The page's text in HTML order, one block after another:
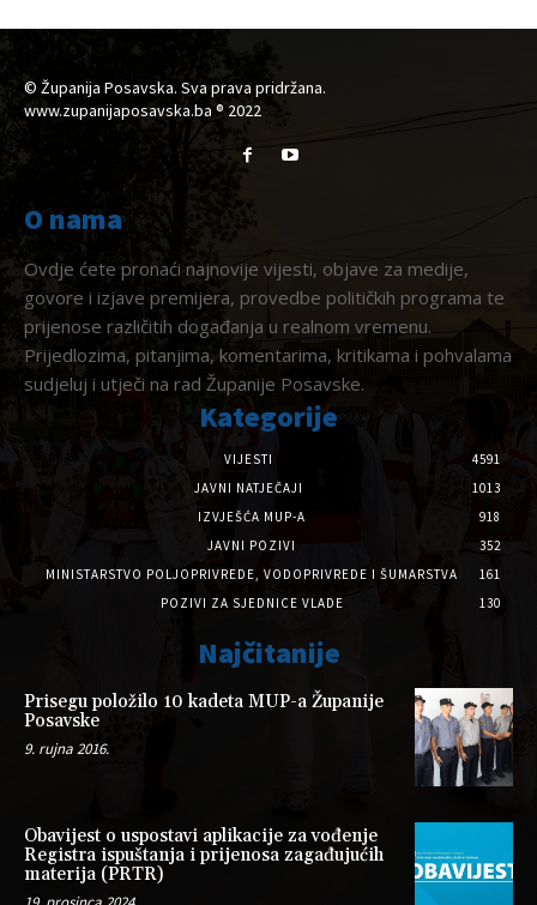
© Županija Posavska. Sva prava pridržana.
www.zupanijaposavska.ba ® 2022
O nama
Ovdje ćete pronaći najnovije vijesti, objave za medije,
govore i izjave premijera, provedbe političkih programa te
prijenose različitih događanja u realnom vremenu.
Prijedlozima, pitanjima, komentarima, kritikama i pohvalama
sudjeluj i utječi na rad Županije Posavske.
Kategorije
VIJESTI
4591
JAVNI NATJEČAJI
1013
IZVJEŠĆA MUP-A
918
JAVNI POZIVI
352
MINISTARSTVO POLJOPRIVREDE, VODOPRIVREDE I ŠUMARSTVA
161
POZIVI ZA SJEDNICE VLADE
130
Najčitanije
Prisegu položilo 10 kadeta MUP-a Županije
Posavske
9. rujna 2016.
Obavijest o uspostavi aplikacije za vođenje
Registra ispuštanja i prijenosa zagađujućih
materija (PRTR)